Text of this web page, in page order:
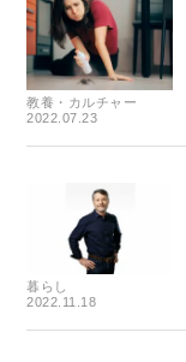
教養・カルチャー
2022.07.23
暮らし
2022.11.18